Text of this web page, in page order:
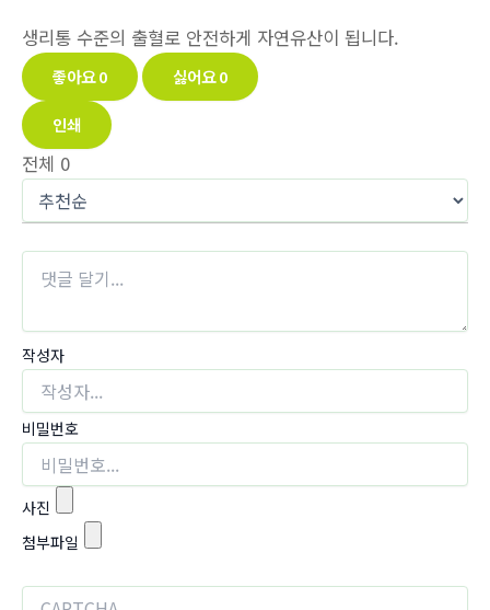
생리통 수준의 출혈로 안전하게 자연유산이 됩니다.
좋아요0 싫어요0
인쇄
전체 0
작성자
비밀번호
사진
첨부파일